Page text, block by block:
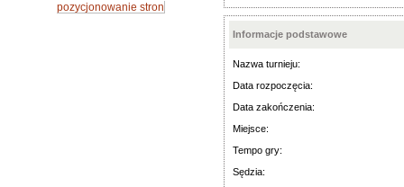
pozycjonowanie stron
Informacje podstawowe
Nazwa turnieju:
Data rozpoczęcia:
Data zakończenia:
Miejsce:
Tempo gry:
Sędzia: